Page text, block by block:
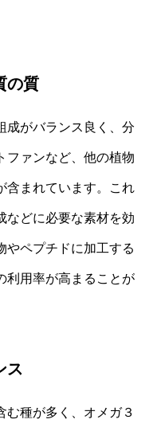
の質
成がバランス良く、分
ファンなど、他の植物
含まれています。これ
などに必要な素材を効
やペプチドに加工する
利用率が高まることが
ス
む種が多く、オメガ３